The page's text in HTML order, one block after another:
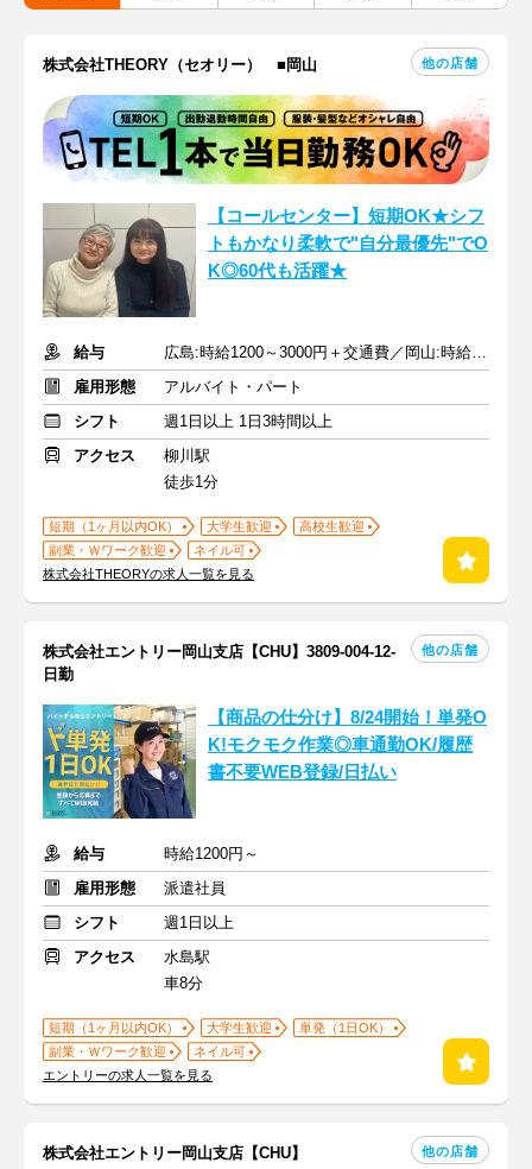
株式会社THEORY（セオリー） ■岡山 他の店舗
【コールセンター】短期OK★シフ
トもかなり柔軟で"自分最優先"でO
K◎60代も活躍★
給与
広島:時給1200～3000円＋交通費／岡山:時給1200～3000円＋交通費
雇用形態
アルバイト・パート
シフト
週1日以上 1日3時間以上
アクセス
柳川駅
徒歩1分
短期（1ヶ月以内OK） 大学生歓迎
高校生歓迎
副業・Ｗワーク歓迎
ネイル可
株式会社THEORYの求人一覧を見る
株式会社エントリー岡山支店【CHU】3809-004-12-
日勤
他の店舗
【商品の仕分け】8/24開始！単発O
K!モクモク作業◎車通勤OK/履歴
書不要WEB登録/日払い
給与
時給1200円～
雇用形態
派遣社員
シフト
週1日以上
アクセス
水島駅
車8分
短期（1ヶ月以内OK） 大学生歓迎
単発（1日OK）
副業・Ｗワーク歓迎
ネイル可
エントリーの求人一覧を見る
株式会社エントリー岡山支店【CHU】 他の店舗